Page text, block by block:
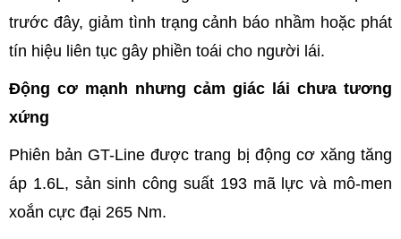
trước đây, giảm tình trạng cảnh báo nhầm hoặc phát
tín hiệu liên tục gây phiền toái cho người lái.
Động cơ mạnh nhưng cảm giác lái chưa tương
xứng
Phiên bản GT-Line được trang bị động cơ xăng tăng
áp 1.6L, sản sinh công suất 193 mã lực và mô-men
xoắn cực đại 265 Nm.